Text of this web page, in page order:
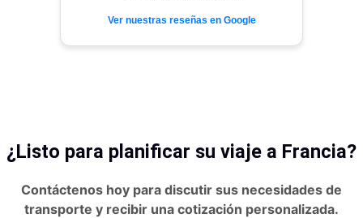
Ver nuestras reseñas en Google
¿Listo para planificar su viaje a Francia?
Contáctenos hoy para discutir sus necesidades de
transporte y recibir una cotización personalizada.